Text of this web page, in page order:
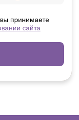
принимаете
сайта